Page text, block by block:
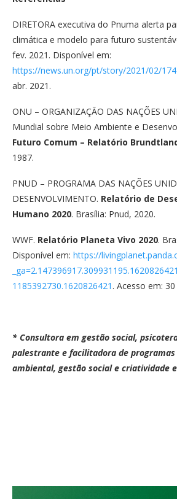
DIRETORA executiva do Pnuma alerta
climática e modelo para futuro
fev. 2021. Disponível em:
https://news.un.org/pt/story/2021/02/
abr. 2021.
ONU – ORGANIZAÇÃO DAS NAÇÕES
Mundial sobre Meio Ambiente e
Futuro Comum – Relatório
1987.
PNUD – PROGRAMA DAS NAÇÕES
DESENVOLVIMENTO. Relatório de
Humano 2020. Brasília: Pnud, 2020.
WWF. Relatório Planeta Vivo 2020.
Disponível em: https://
1185392730.1620826421 . Acesso em:
* Consultora em gestão social,
palestrante e facilitadora de programas
ambiental, gestão social e criatividade